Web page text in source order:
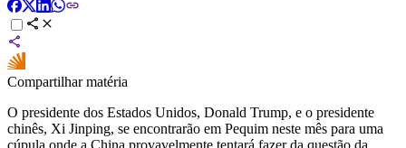
Compartilhar matéria
O presidente dos Estados Unidos, Donald Trump, e o presidente
chinês, Xi Jinping, se encontrarão em Pequim neste mês para uma
cúpula onde a China provavelmente tentará fazer da questão da